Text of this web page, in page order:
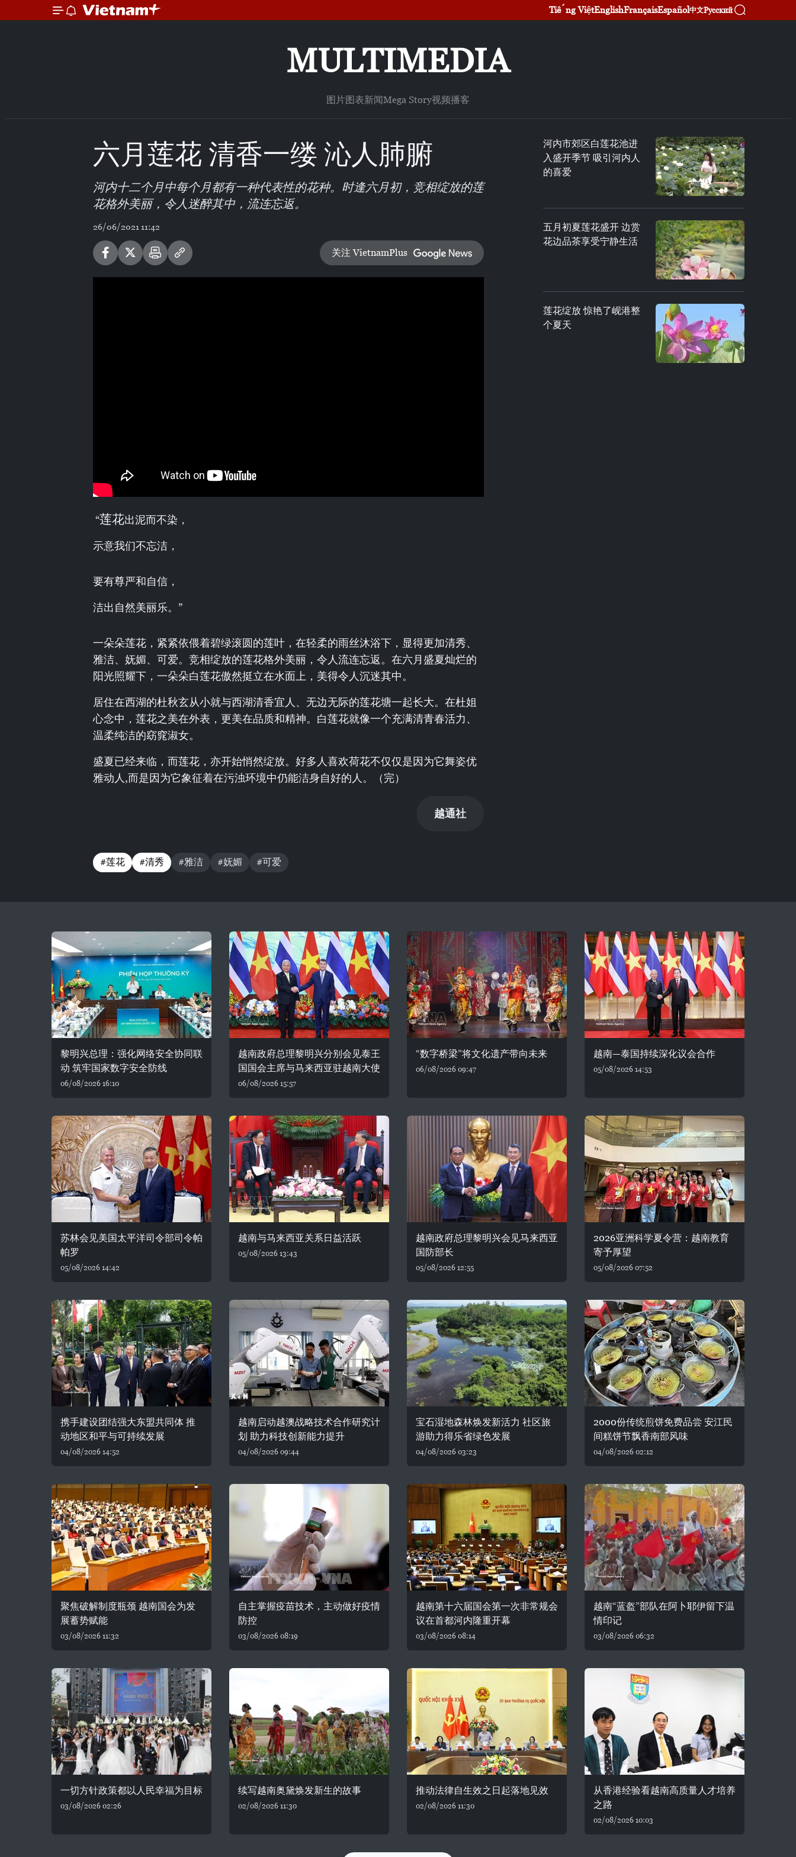
Tiếng ViệtEnglishFrançaisEspañol中文Русский
MULTIMEDIA
图片图表新闻Mega Story视频播客
六月莲花 清香一缕 沁人肺腑
河内十二个月中每个月都有一种代表性的花种。时逢六月初，竞相绽放的莲
花格外美丽，令人迷醉其中，流连忘返。
26/06/2021 11:42
关注 VietnamPlus
“莲花出泥而不染，
示意我们不忘洁，
要有尊严和自信，
洁出自然美丽乐。”
一朵朵莲花，紧紧依偎着碧绿滚圆的莲叶，在轻柔的雨丝沐浴下，显得更加清秀、
雅洁、妩媚、可爱。竞相绽放的莲花格外美丽，令人流连忘返。在六月盛夏灿烂的
阳光照耀下，一朵朵白莲花傲然挺立在水面上，美得令人沉迷其中。
居住在西湖的杜秋玄从小就与西湖清香宜人、无边无际的莲花塘一起长大。在杜姐
心念中，莲花之美在外表，更美在品质和精神。白莲花就像一个充满清青春活力、
温柔纯洁的窈窕淑女。
盛夏已经来临，而莲花，亦开始悄然绽放。好多人喜欢荷花不仅仅是因为它舞姿优
雅动人,而是因为它象征着在污浊环境中仍能洁身自好的人。（完）
越通社
#莲花 #清秀 #雅洁 #妩媚 #可爱
河内市郊区白莲花池进
入盛开季节 吸引河内人
的喜爱
五月初夏莲花盛开 边赏
花边品茶享受宁静生活
莲花绽放 惊艳了岘港整
个夏天
黎明兴总理：强化网络安全协同联
动 筑牢国家数字安全防线
06/08/2026 16:10
越南政府总理黎明兴分别会见泰王
国国会主席与马来西亚驻越南大使
06/08/2026 15:57
“数字桥梁”将文化遗产带向未来
06/08/2026 09:47
越南—泰国持续深化议会合作
05/08/2026 14:53
苏林会见美国太平洋司令部司令帕
帕罗
05/08/2026 14:42
越南与马来西亚关系日益活跃
05/08/2026 13:43
越南政府总理黎明兴会见马来西亚
国防部长
05/08/2026 12:55
2026亚洲科学夏令营：越南教育
寄予厚望
05/08/2026 07:52
携手建设团结强大东盟共同体 推
动地区和平与可持续发展
04/08/2026 14:52
越南启动越澳战略技术合作研究计
划 助力科技创新能力提升
04/08/2026 09:44
宝石湿地森林焕发新活力 社区旅
游助力得乐省绿色发展
04/08/2026 03:23
2000份传统煎饼免费品尝 安江民
间糕饼节飘香南部风味
04/08/2026 02:12
聚焦破解制度瓶颈 越南国会为发
展蓄势赋能
03/08/2026 11:32
自主掌握疫苗技术，主动做好疫情
防控
03/08/2026 08:19
越南第十六届国会第一次非常规会
议在首都河内隆重开幕
03/08/2026 08:14
越南“蓝盔”部队在阿卜耶伊留下温
情印记
03/08/2026 06:32
一切方针政策都以人民幸福为目标
03/08/2026 02:26
续写越南奥黛焕发新生的故事
02/08/2026 11:30
推动法律自生效之日起落地见效
02/08/2026 11:30
从香港经验看越南高质量人才培养
之路
02/08/2026 10:03